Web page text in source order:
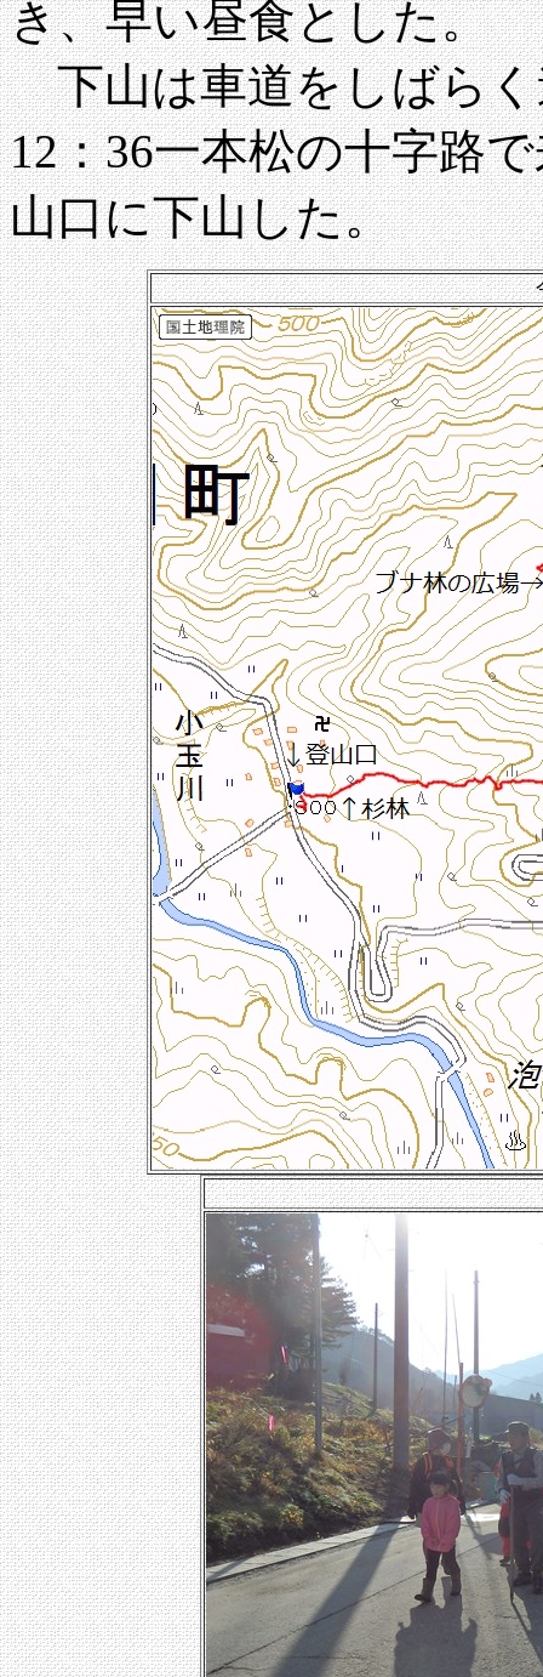
き、早い昼食とした。
下山は車道をしばらく
12：36一本松の十字路
山口に下山した。